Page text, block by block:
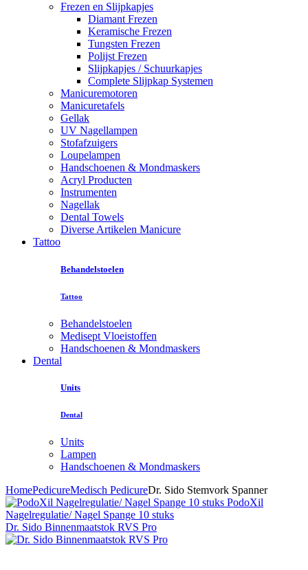
Frezen en Slijpkapjes
Diamant Frezen
Keramische Frezen
Tungsten Frezen
Polijst Frezen
Slijpkapjes / Schuurkapjes
Complete Slijpkap Systemen
Manicuremotoren
Manicuretafels
Gellak
UV Nagellampen
Stofafzuigers
Loupelampen
Handschoenen & Mondmaskers
Acryl Producten
Instrumenten
Nagellak
Dental Towels
Diverse Artikelen Manicure
Tattoo
Behandelstoelen
Tattoo
Behandelstoelen
Medisept Vloeistoffen
Handschoenen & Mondmaskers
Dental
Units
Dental
Units
Lampen
Handschoenen & Mondmaskers
HomePedicureMedisch PedicureDr. Sido Stemvork Spanner
PodoXil
Nagelregulatie/ Nagel Spange 10 stuks
Dr. Sido Binnenmaatstok RVS Pro